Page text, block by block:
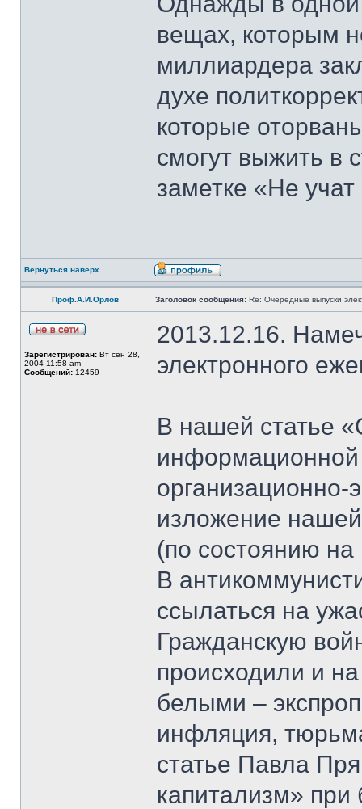
вещах, которым
миллиардера
духе
которые
смогут выжить в
заметке «Не
Вернуться наверх
Проф.А.И.Орлов Заголовок сообщения: Re: Очередные выпуски
Зарегистрирован: Вт сен 28,
2004 11:58 am
Сообщений: 12459
2013.12.16.
электронного
В нашей статье
информационной
организационно-
изложение
(по состоянию на
В
ссылаться на
Гражданскую
происходили и
белыми –
инфляция,
статье Павла
капитализм» при